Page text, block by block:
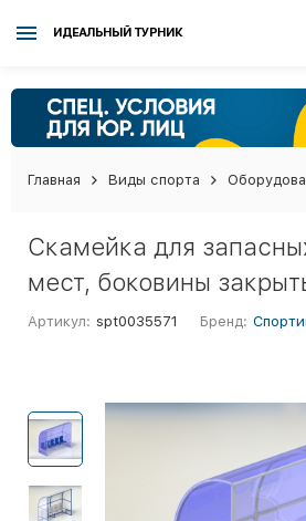
ИДЕАЛЬНЫЙ ТУРНИК
Главная Виды спорта
Скамейка для
мест, боковины
Артикул: spt0035571 Бренд: